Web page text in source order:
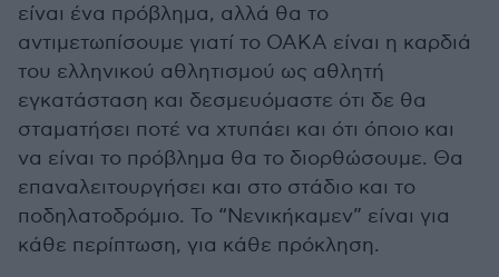
είναι ένα πρόβλημα, αλλά θα το
αντιμετωπίσουμε γιατί το ΟΑΚΑ είναι η καρδιά
του ελληνικού αθλητισμού ως αθλητή
εγκατάσταση και δεσμευόμαστε ότι δε θα
σταματήσει ποτέ να χτυπάει και ότι όποιο και
να είναι το πρόβλημα θα το διορθώσουμε. Θα
επαναλειτουργήσει και στο στάδιο και το
ποδηλατοδρόμιο. Το “Νενικήκαμεν” είναι για
κάθε περίπτωση, για κάθε πρόκληση.